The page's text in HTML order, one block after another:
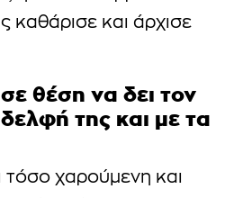
καθάρισε και άρχισε
θέση να δει τον
της και με τα
τόσο χαρούμενη και